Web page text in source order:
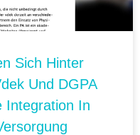
Sich Hinter
Und DGPA
Integration In